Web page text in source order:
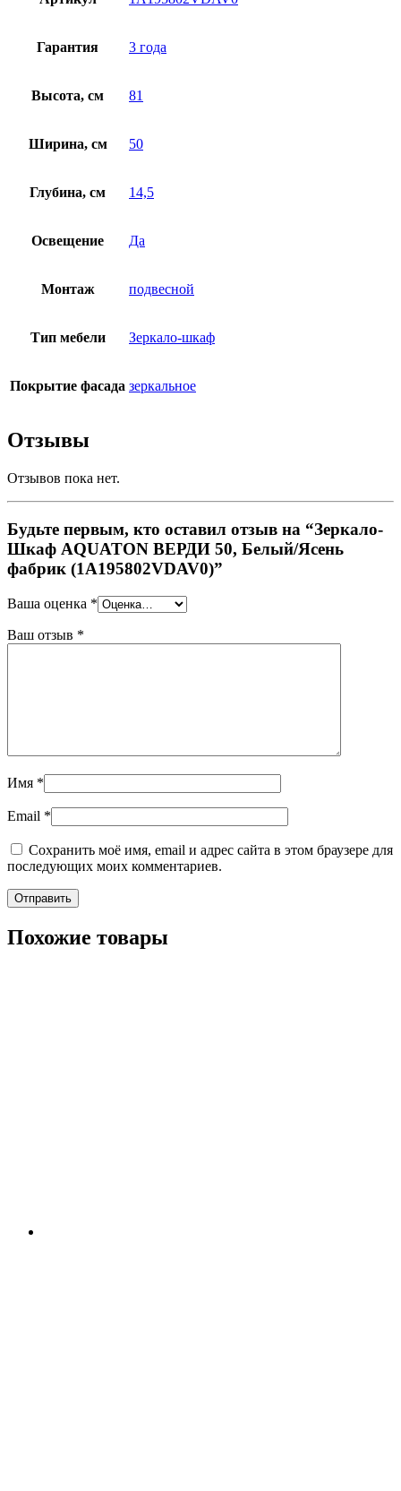
Гарантия 3 года
Высота, см 81
Ширина, см 50
Глубина, см 14,5
Освещение Да
Монтаж подвесной
Тип мебели Зеркало-шкаф
Покрытие фасада зеркальное
Отзывы
Отзывов пока нет.
Будьте первым, кто оставил отзыв на “Зеркало-
Шкаф AQUATON ВЕРДИ 50, Белый/Ясень
фабрик (1A195802VDAV0)”
Ваша оценка *
Ваш отзыв *
Имя *
Email *
Сохранить моё имя, email и адрес сайта в этом браузере для
последующих моих комментариев.
Похожие товары